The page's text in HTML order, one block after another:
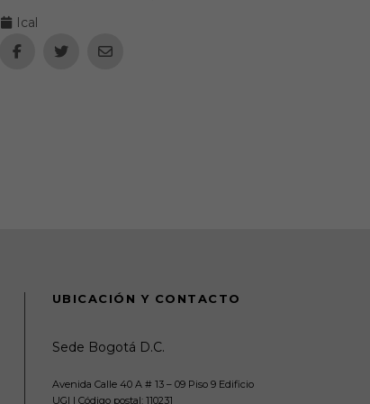
Ical
UBICACIÓN Y CONTACTO
Sede Bogotá D.C.
Avenida Calle 40 A # 13 – 09 Piso 9 Edificio
UGI | Código postal: 110231